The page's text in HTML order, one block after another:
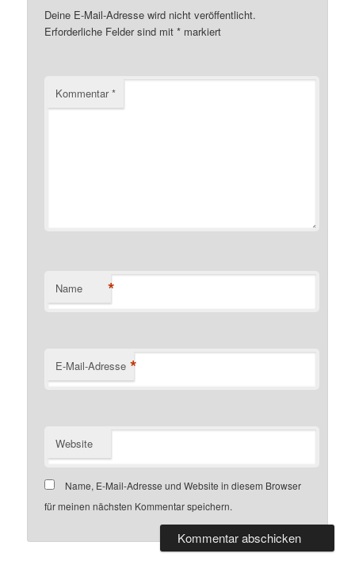
Deine E-Mail-Adresse wird nicht veröffentlicht.
Erforderliche Felder sind mit* markiert
Kommentar*
Name *
E-Mail-Adresse *
Website
Name, E-Mail-Adresse und Website in diesem Browser
für meinen nächsten Kommentar speichern.